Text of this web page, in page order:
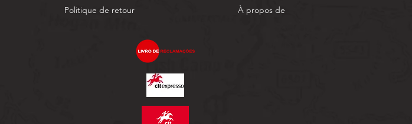
Politique de retour
À propos de